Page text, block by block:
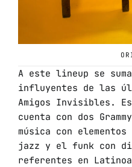
A este lineup se
influyentes de las
Amigos Invisibles.
cuenta con dos
música con
jazz y el funk con
referentes en